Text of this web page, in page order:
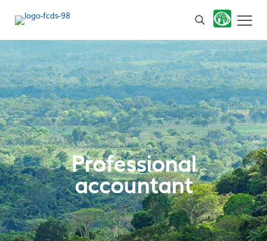
Professional
accountant